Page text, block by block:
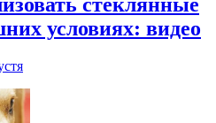
условиях: видео